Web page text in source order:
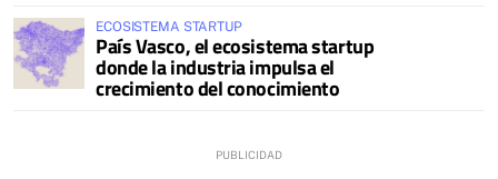
ECOSISTEMA STARTUP
País Vasco, el ecosistema startup
donde la industria impulsa el
crecimiento del conocimiento